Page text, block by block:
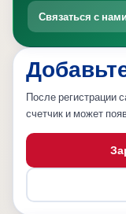
Связаться с
После регистрации
счетчик и может